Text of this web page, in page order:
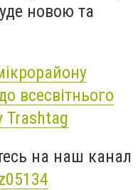
новою та
всесвітнього
Trashtag
на наш канал